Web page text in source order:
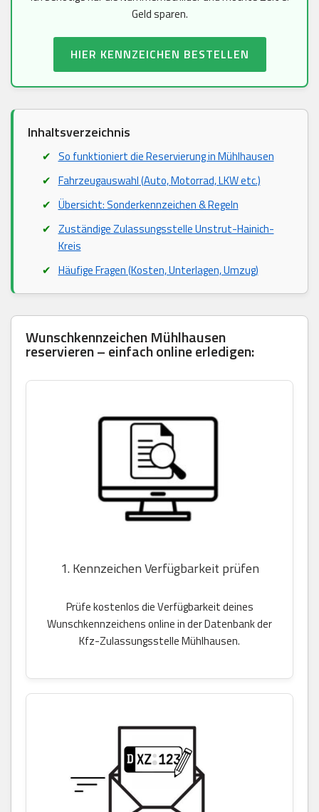
Geld sparen.
HIER KENNZEICHEN BESTELLEN
Inhaltsverzeichnis
So funktioniert die Reservierung in Mühlhausen
Fahrzeugauswahl (Auto, Motorrad, LKW etc.)
Übersicht: Sonderkennzeichen & Regeln
Zuständige Zulassungsstelle Unstrut-Hainich-
Kreis
Häufige Fragen (Kosten, Unterlagen, Umzug)
Wunschkennzeichen Mühlhausen
reservieren – einfach online erledigen:
1. Kennzeichen Verfügbarkeit prüfen
Prüfe kostenlos die Verfügbarkeit deines
Wunschkennzeichens online in der Datenbank der
Kfz-Zulassungsstelle Mühlhausen.